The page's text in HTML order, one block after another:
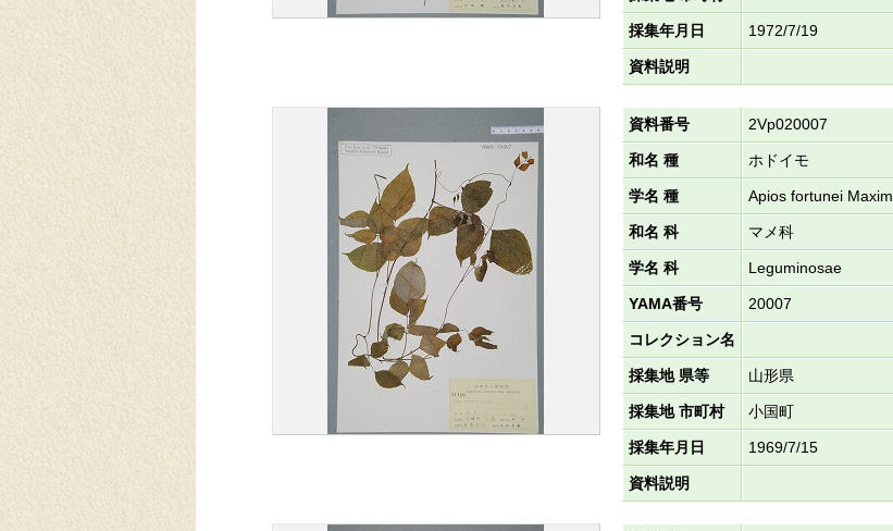
採集年月日 1972/7/19
資料説明
資料番号 2Vp020007
和名 種 ホドイモ
学名 種 Apios fortunei Maxim.
和名 科 マメ科
学名 科 Leguminosae
YAMA番号 20007
コレクション名
採集地 県等 山形県
採集地 市町村 小国町
採集年月日 1969/7/15
資料説明